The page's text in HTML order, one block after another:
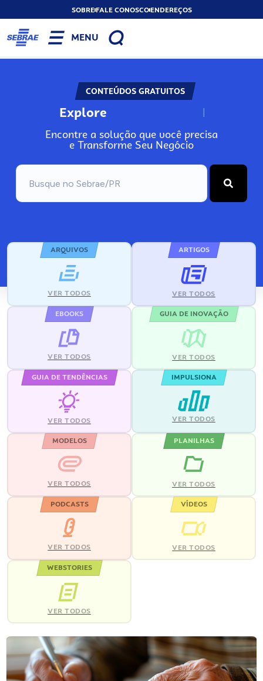
SOBREFALE CONOSCOENDEREÇOS
MENU
CONTEÚDOS GRATUITOS
Explore N
Encontre a solução que você precisa
e Transforme Seu Negócio
ARQUIVOS
VER TODOS
ARTIGOS
VER TODOS
EBOOKS
VER TODOS
GUIA DE INOVAÇÃO
VER TODOS
GUIA DE TENDÊNCIAS
VER TODOS
IMPULSIONA
VER TODOS
MODELOS
VER TODOS
PLANILHAS
VER TODOS
PODCASTS
VER TODOS
VÍDEOS
VER TODOS
WEBSTORIES
VER TODOS